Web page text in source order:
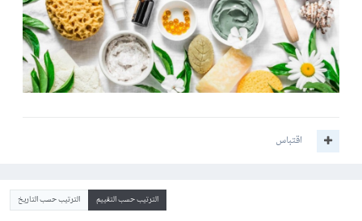
اقتباس
الترتيب حسب التقييم الترتيب حسب التاريخ